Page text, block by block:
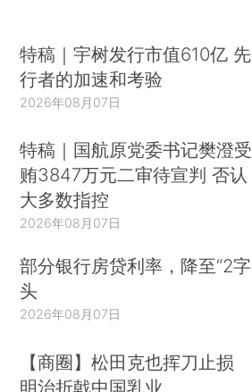
特稿｜宇树发行市值610亿 先
行者的加速和考验
2026年08月07日
特稿｜国航原党委书记樊澄受
贿3847万元二审待宣判 否认
大多数指控
2026年08月07日
部分银行房贷利率，降至“2字
头
2026年08月07日
【商圈】松田克也挥刀止损
明治折戟中国乳业